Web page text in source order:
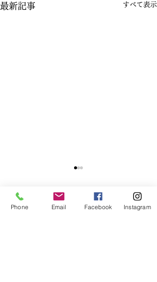
最新記事 すべて表示
コメント
Phone Email Facebook Instagram